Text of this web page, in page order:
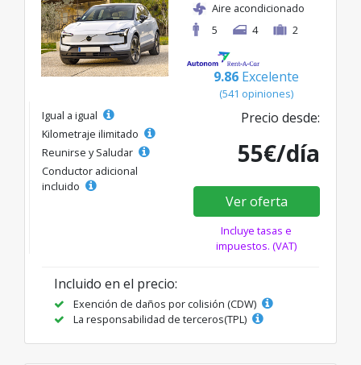
Aire acondicionado
5
4 2
9.86 Excelente
(541 opiniones)
Igual a igual
Kilometraje ilimitado
Reunirse y Saludar
Conductor adicional
incluido
Precio desde:
55€/día
Ver oferta
Incluye tasas e
impuestos. (VAT)
Incluido en el precio:
Exención de daños por colisión (CDW)
La responsabilidad de terceros(TPL)